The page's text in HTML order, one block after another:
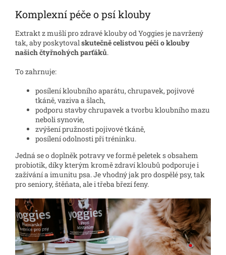
Komplexní péče o psí klouby
Extrakt z mušlí pro zdravé klouby od Yoggies je navržený
tak, aby poskytovalskutečně celistvou péči o klouby
našich čtyřnohých parťáků.
To zahrnuje:
posílení kloubního aparátu, chrupavek, pojivové
tkáně, vaziva a šlach,
podporu stavby chrupavek a tvorbu kloubního mazu
neboli synovie,
zvýšení pružnosti pojivové tkáně,
posílení odolnosti při tréninku.
Jedná se o doplněk potravy ve formě peletek s obsahem
probiotik, díky kterým kromě zdraví kloubů podporuje i
zažívání a imunitu psa. Je vhodný jak pro dospělé psy, tak
pro seniory, štěňata, ale i třeba březí feny.